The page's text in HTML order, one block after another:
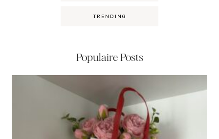
TRENDING
Populaire Posts